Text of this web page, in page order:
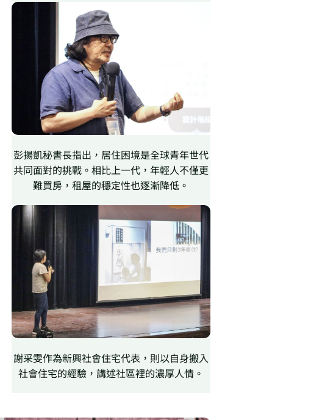
彭揚凱秘書長指出，居住困境是全球青年世代
共同面對的挑戰。相比上一代，年輕人不僅更
難買房，租屋的穩定性也逐漸降低。
謝采雯作為新興社會住宅代表，則以自身搬入
社會住宅的經驗，講述社區裡的濃厚人情。